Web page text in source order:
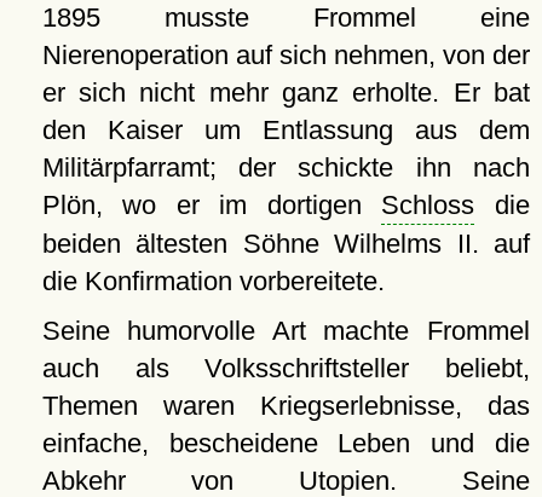
1895 musste Frommel eine
Nierenoperation auf sich nehmen, von der
er sich nicht mehr ganz erholte. Er bat
den Kaiser um Entlassung aus dem
Militärpfarramt; der schickte ihn nach
Plön, wo er im dortigen Schloss die
beiden ältesten Söhne Wilhelms II. auf
die Konfirmation vorbereitete.
Seine humorvolle Art machte Frommel
auch als Volksschriftsteller beliebt,
Themen waren Kriegserlebnisse, das
einfache, bescheidene Leben und die
Abkehr von Utopien. Seine